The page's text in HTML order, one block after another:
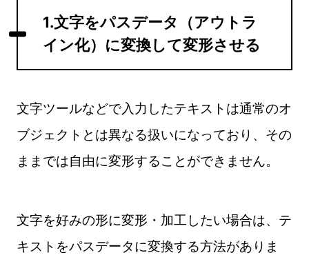
1.文字をパスデータ（アウトラ
イン化）に変換して変形させる
文字ツールなどで入力したテキストは通常のオ
ブジェクトとは異なる扱いになっており、その
ままでは自由に変形することができません。
文字を好みの形に変形・加工したい場合は、テ
キストをパスデータに変換する方法がありま